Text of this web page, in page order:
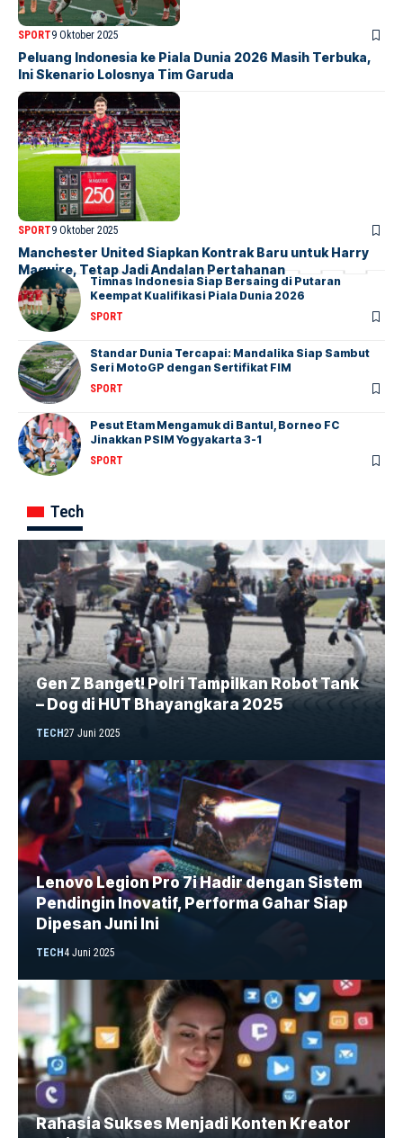
SPORT9 Oktober 2025
Peluang Indonesia ke Piala Dunia 2026 Masih Terbuka,
Ini Skenario Lolosnya Tim Garuda
SPORT9 Oktober 2025
Manchester United Siapkan Kontrak Baru untuk Harry
Maguire, Tetap Jadi Andalan Pertahanan
Timnas Indonesia Siap Bersaing di Putaran
Keempat Kualifikasi Piala Dunia 2026
SPORT
Standar Dunia Tercapai: Mandalika Siap Sambut
Seri MotoGP dengan Sertifikat FIM
SPORT
Pesut Etam Mengamuk di Bantul, Borneo FC
Jinakkan PSIM Yogyakarta 3-1
SPORT
Tech
Gen Z Banget! Polri Tampilkan Robot Tank
– Dog di HUT Bhayangkara 2025
TECH27 Juni 2025
Lenovo Legion Pro 7i Hadir dengan Sistem
Pendingin Inovatif, Performa Gahar Siap
Dipesan Juni Ini
TECH 4 Juni 2025
Rahasia Sukses Menjadi Konten Kreator